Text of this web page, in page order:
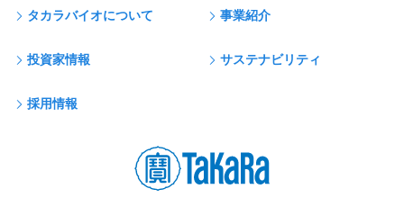
タカラバイオについて 事業紹介
投資家情報 サステナビリティ
採用情報